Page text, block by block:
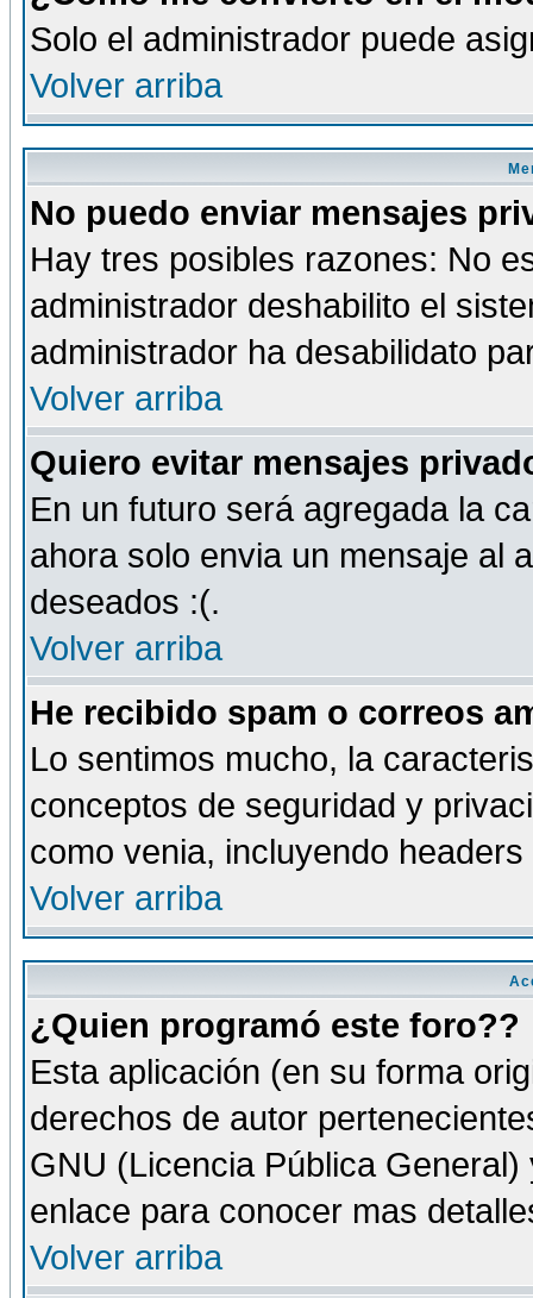
Solo el administrador puede
Volver arriba
No puedo enviar mensajes
Hay tres posibles razones: No
administrador deshabilito el
administrador ha desabilidato
Volver arriba
Quiero evitar mensajes
En un futuro será agregada la
ahora solo envia un mensaje al
deseados :(.
Volver arriba
He recibido spam o correos
Lo sentimos mucho, la
conceptos de seguridad y
como venia, incluyendo
Volver arriba
¿Quien programó este foro??
Esta aplicación (en su forma
derechos de autor
GNU (Licencia Pública
enlace para conocer mas
Volver arriba